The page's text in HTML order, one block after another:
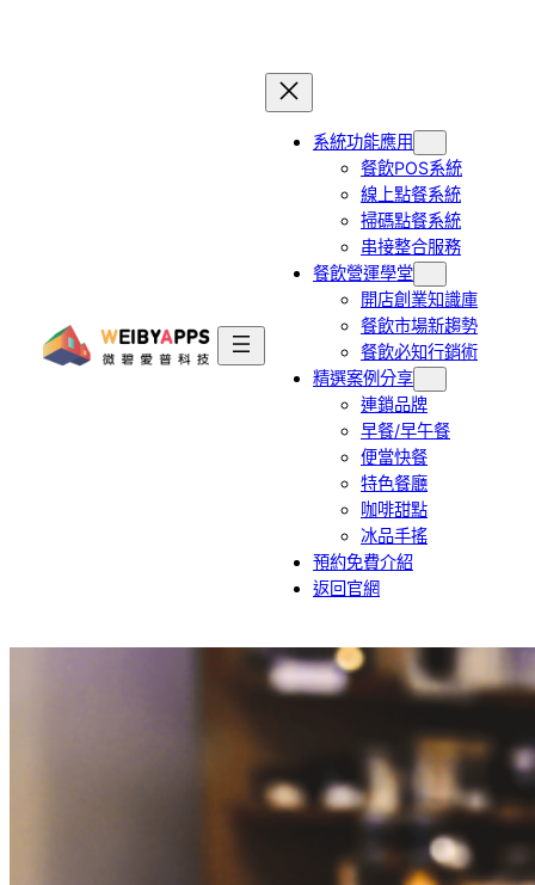
系統功能應用
餐飲POS系統
線上點餐系統
掃碼點餐系統
串接整合服務
餐飲營運學堂
開店創業知識庫
餐飲市場新趨勢
餐飲必知行銷術
精選案例分享
連鎖品牌
早餐/早午餐
便當快餐
特色餐廳
咖啡甜點
冰品手搖
預約免費介紹
返回官網